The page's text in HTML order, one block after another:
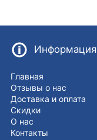
Информация
Главная
Отзывы о нас
Доставка и оплата
Скидки
О нас
Контакты